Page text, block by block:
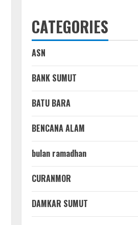
CATEGORIES
ASN
BANK SUMUT
BATU BARA
BENCANA ALAM
bulan ramadhan
CURANMOR
DAMKAR SUMUT